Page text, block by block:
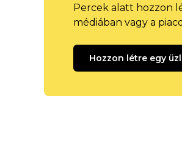
Percek alatt hozzon
médiában vagy a
Hozzon létre egy